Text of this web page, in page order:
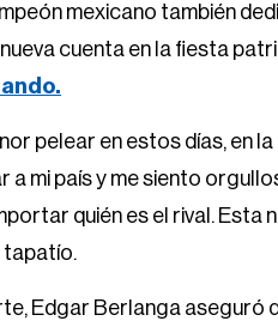
mexicano también
cuenta en la fiesta
pelear en estos días, en
a mi país y me siento
quién es el rival. Esta
tapatío.
Edgar Berlanga aseguró